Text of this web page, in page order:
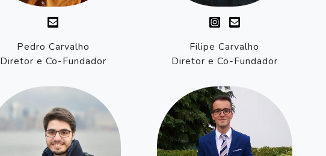
Pedro Carvalho
Diretor e Co-Fundador
Filipe Carvalho
Diretor e Co-Fundador